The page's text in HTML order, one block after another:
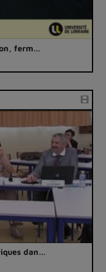
ferm…
dan…